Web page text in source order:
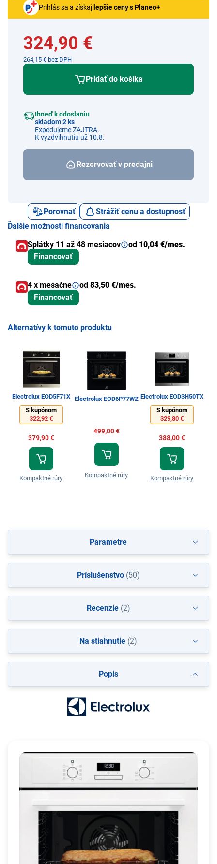
Prihlás sa a získaj lepšie ceny s Planeo+
324,90 €
264,15 € bez DPH
Pridať do košíka
Ihneď k odoslaniu
skladom 2 ks
Expedujeme ZAJTRA.
K vyzdvihnutiu už 10.8.
Rezervovať v predajni
Porovnať
Strážiť cenu a dostupnosť
Ďalšie možnosti financovania
Splátky 11 až 48 mesiacov
od 10,04 €/mes.
Financovať
4 x mesačne od 83,50 €/mes.
Financovať
Alternatívy k tomuto produktu
Electrolux EOD5F71X
S kupónom
322,92 €
379,90 €
Kompaktné rúry
Electrolux EOD6P77WZ
499,00 €
Kompaktné rúry
Electrolux EOD3H50TX
S kupónom
329,80 €
388,00 €
Kompaktné rúry
Popis
Parametre
Príslušenstvo(50)
Recenzie(2)
Na stiahnutie (2)